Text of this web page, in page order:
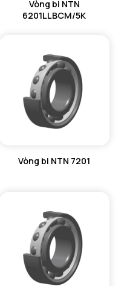
Vòng bi NTN
6201LLBCM/5K
Vòng bi NTN 7201